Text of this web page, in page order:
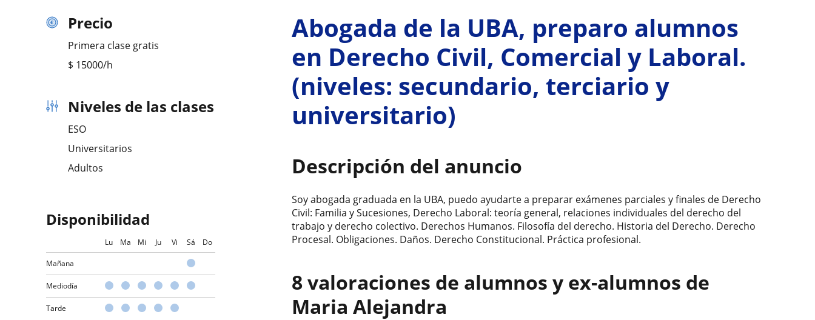
Precio
Primera clase gratis
$ 15000/h
Niveles de las clases
ESO
Universitarios
Adultos
Disponibilidad
Lu Ma Mi Ju Vi Sá Do
Mañana
Mediodía
Tarde
Abogada de la UBA, preparo alumnos
en Derecho Civil, Comercial y Laboral.
(niveles: secundario, terciario y
universitario)
Descripción del anuncio
Soy abogada graduada en la UBA, puedo ayudarte a preparar exámenes parciales y finales de Derecho
Civil: Familia y Sucesiones, Derecho Laboral: teoría general, relaciones individuales del derecho del
trabajo y derecho colectivo. Derechos Humanos. Filosofía del derecho. Historia del Derecho. Derecho
Procesal. Obligaciones. Daños. Derecho Constitucional. Práctica profesional.
8 valoraciones de alumnos y ex-alumnos de
Maria Alejandra